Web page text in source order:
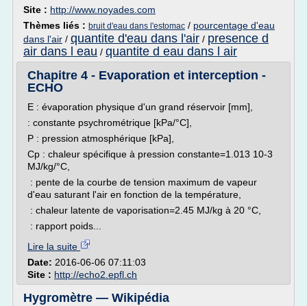
Site : http://www.noyades.com
Thèmes liés : bruit d'eau dans l'estomac / pourcentage d'eau
dans l'air / quantite d'eau dans l'air / presence d
air dans l eau / quantite d eau dans l air
Chapitre 4 - Evaporation et interception -
ECHO
E : évaporation physique d'un grand réservoir [mm],
: constante psychrométrique [kPa/°C],
P : pression atmosphérique [kPa],
Cp : chaleur spécifique à pression constante=1.013 10-3
MJ/kg/°C,
: pente de la courbe de tension maximum de vapeur
d'eau saturant l'air en fonction de la température,
: chaleur latente de vaporisation=2.45 MJ/kg à 20 °C,
: rapport poids...
Lire la suite
Date: 2016-06-06 07:11:03
Site : http://echo2.epfl.ch
Hygromètre — Wikipédia